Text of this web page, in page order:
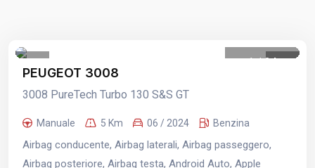
1 /24
PEUGEOT 3008
3008 PureTech Turbo 130 S&S GT
Manuale 5 Km 06 / 2024 Benzina
Airbag conducente, Airbag laterali, Airbag passeggero,
Airbag posteriore, Airbag testa, Android Auto, Apple